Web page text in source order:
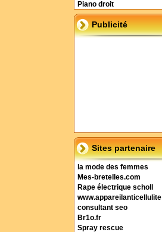
Piano droit
Publicité
Sites partenaire
la mode des femmes
Mes-bretelles.com
Rape électrique scholl
www.appareilanticellulite
consultant seo
Br1o.fr
Spray rescue